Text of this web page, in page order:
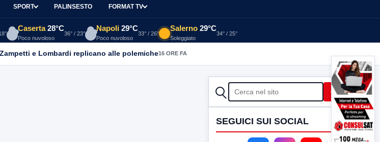
SPORT PALINSESTO FORMAT TV
Caserta 28°C
Poco nuvoloso
36° / 23°
Napoli 29°C
Poco nuvoloso
33° / 26°
Salerno 29°C
Soleggiato
34° / 25°
e Lombardi replicano alle polemiche16 ORE FA
CERCA Cerca
SEGUICI SUI SOCIAL